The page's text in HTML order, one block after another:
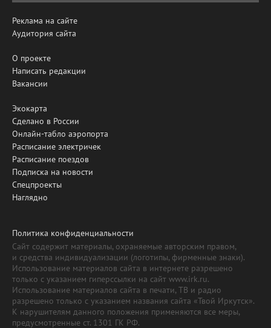
Реклама на сайте
Аудитория сайта
О проекте
Написать редакции
Вакансии
Экокарта
Сделано в России
Онлайн-табло аэропорта
Расписание электричек
Расписание поездов
Подписка на новости
Спецпроекты
Наглядно
Политика конфиденциальности
Сайт содержит материалы, охраняемые авторским правом,
и средства индивидуализации (логотипы, фирменные знаки).
Использование материалов сайта в интернете разрешено
только с указанием гиперссылки на сайт www.irk.ru.
Использование материалов сайта в печати, ТВ и радио
разрешено только с указанием названия сайта «Твой Иркутск».
К нарушителям данного положения применяются все меры,
предусмотренные ст. 1301 ГК РФ.